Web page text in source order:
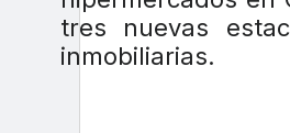
tres nuevas
inmobiliarias.